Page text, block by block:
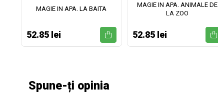
MAGIE IN APA. LA BAITA
52.85 lei
MAGIE IN APA. ANIMALE DE
LA ZOO
52.85 lei
Spune-ți opinia